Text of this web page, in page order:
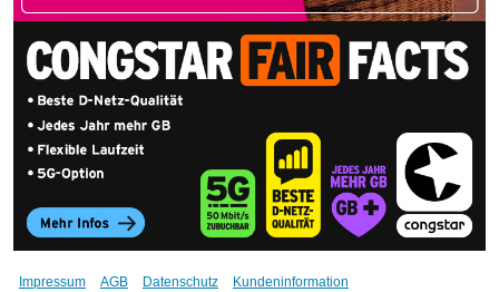
Impressum AGB Datenschutz
Kundeninformation